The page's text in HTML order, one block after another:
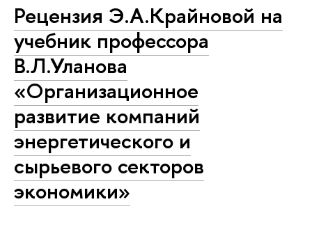
Рецензия Э.А.Крайновой на
учебник профессора
В.Л.Уланова
«Организационное
развитие компаний
энергетического и
сырьевого секторов
экономики»